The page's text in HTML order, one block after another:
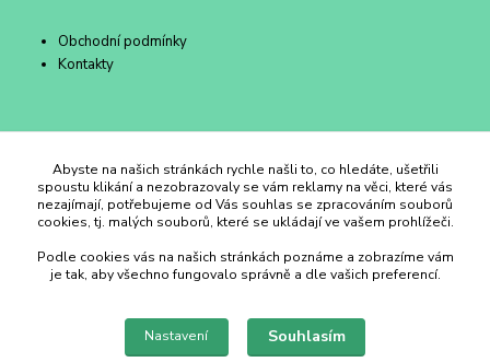
Obchodní podmínky
Kontakty
Duhový Ateliér Kroměříž
+420 734 258 002
duhovyatelier@email.cz
Abyste na našich stránkách rychle našli to, co hledáte, ušetřili
spoustu klikání a nezobrazovaly se vám reklamy na věci, které vás
nezajímají, potřebujeme od Vás souhlas se zpracováním souborů
cookies, tj. malých souborů, které se ukládají ve vašem prohlížeči.
Podle cookies vás na našich stránkách poznáme a zobrazíme vám
je tak, aby všechno fungovalo správně a dle vašich preferencí.
Nastavení Souhlasím